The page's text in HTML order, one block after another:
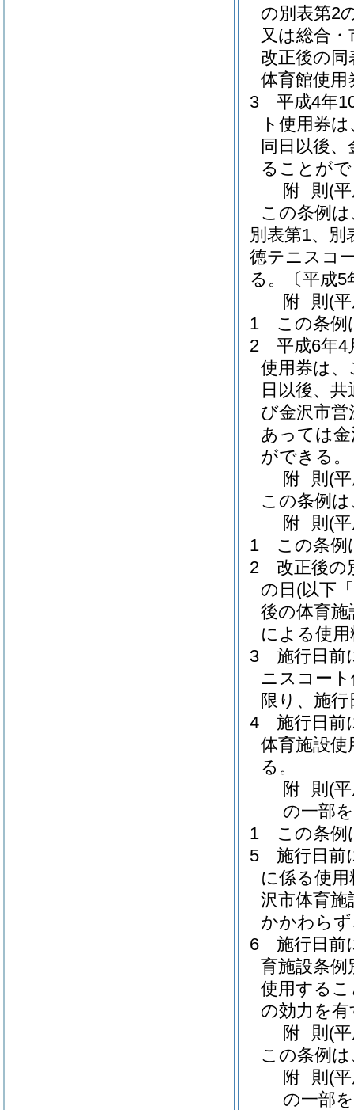
の別表第2
又は総合
改正後の
体育館使
3
平成4年
ト使用券
同日以後
ることが
附 則 (
この条例
別表第1、別
徳テニスコ
る。
〔平成
附 則 (
1
この条例
2
平成6年
使用券は
日以後、
び金沢市
あっては
ができる。
附 則 (
この条例
附 則 (
1
この条例
2
改正後の
の日 (以下
後の体育施
による使
3
施行日前
ニスコー
限り、施
4
施行日前
体育施設
る。
附 則 (
の一部
1
この条例
5
施行日前
に係る使
沢市体育施
かかわら
6
施行日前
育施設条
使用する
の効力を
附 則 (
この条例
附 則 (
の一部